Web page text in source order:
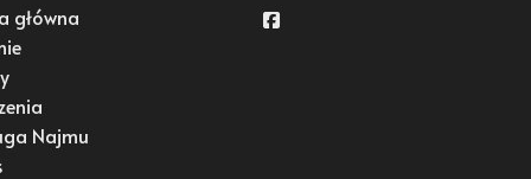
główna
Najmu
Facebook